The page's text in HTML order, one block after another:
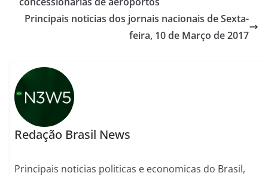
Principais noticias dos jornais nacionais de Sexta-
feira, 10 de Março de 2017
Redação Brasil News
Principais noticias politicas e economicas do Brasil,